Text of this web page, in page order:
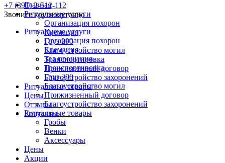
Главная
Ритуальные услуги
Организация похорон
Кремация
Груз 200
Благоустройство могил
Транспортировка
Прижизненный договор
Благоустройство захоронений
Ритуальные товары
Цены
Отзывы
Контакты
+7 (391) 2-512-112
Звоните круглосуточно
Ритуальные услуги
Организация похорон
Кремация
Зал прощания
Транспортировка
Груз 200
Благоустройство могил
Прижизненный договор
Благоустройство захоронений
Ритуальные товары
Гробы
Венки
Аксессуары
Цены
Акции